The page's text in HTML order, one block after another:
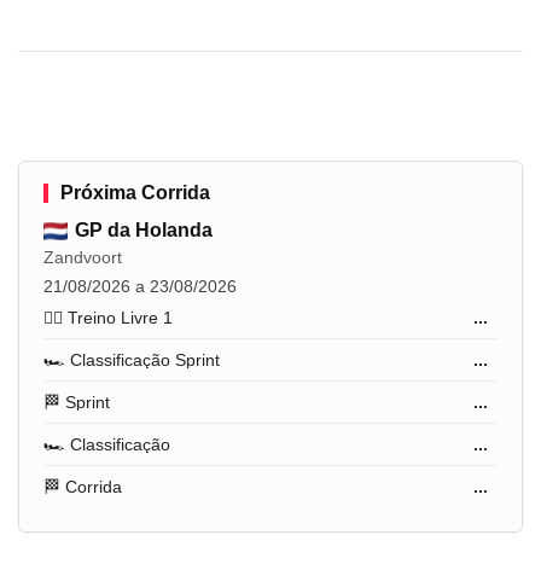
Próxima Corrida
GP da Holanda
Zandvoort
21/08/2026 a 23/08/2026
🏋️‍♂️ Treino Livre 1
...
🏎️ Classificação Sprint ...
🏁 Sprint ...
🏎️ Classificação ...
🏁 Corrida ...